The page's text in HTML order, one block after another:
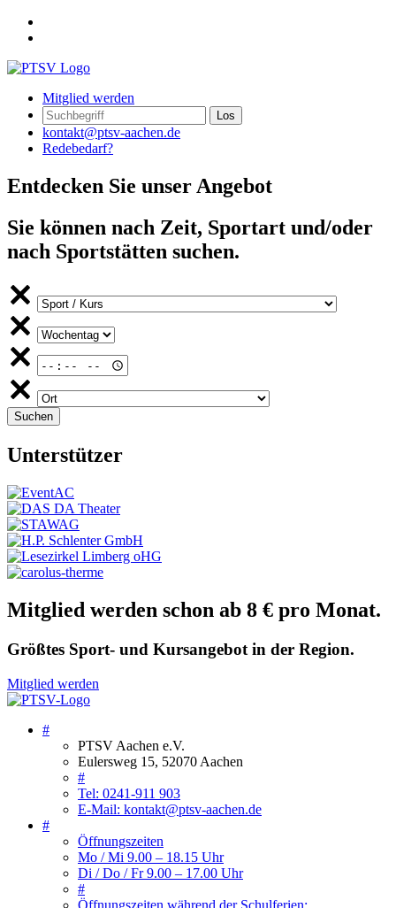
Mitglied werden
kontakt@ptsv-aachen.de
Redebedarf?
Entdecken Sie unser Angebot
Sie können nach Zeit, Sportart und/oder
nach Sportstätten suchen.
Unterstützer
Mitglied werden schon ab 8 € pro Monat.
Größtes Sport- und Kursangebot in der Region.
Mitglied werden
#
PTSV Aachen e.V.
Eulersweg 15, 52070 Aachen
#
Tel: 0241-911 903
E-Mail: kontakt@ptsv-aachen.de
#
Öffnungszeiten
Mo / Mi 9.00 – 18.15 Uhr
Di / Do / Fr 9.00 – 17.00 Uhr
#
Öffnungszeiten während der Schulferien: